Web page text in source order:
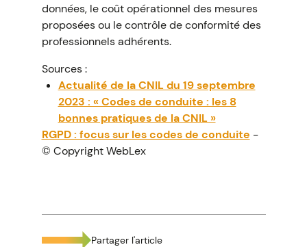
données, le coût opérationnel des mesures
proposées ou le contrôle de conformité des
professionnels adhérents.
Sources :
Actualité de la CNIL du 19 septembre
2023 : « Codes de conduite : les 8
bonnes pratiques de la CNIL »
RGPD : focus sur les codes de conduite -
© Copyright WebLex
Partager l'article